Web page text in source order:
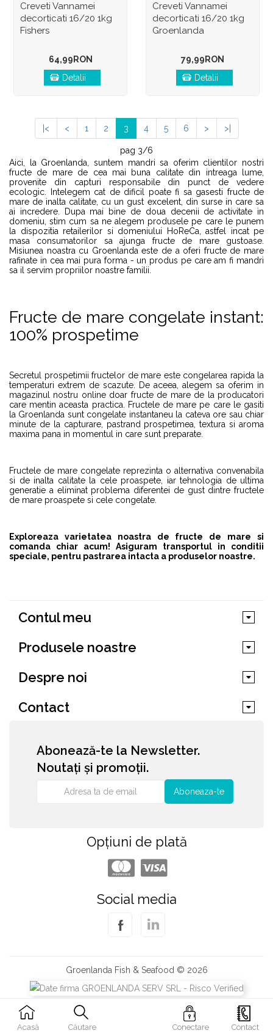
Acasă Căutare Conectare Contact
Creveti Vannamei
decorticati 16/20 1kg
Fishers
64,99RON
Detalii
Creveti Vannamei
decorticati 16/20 1kg
Groenlanda
79,99RON
Detalii
|< < 1 2 3 4 5 6 > >|
pag 3/6
Aici, la Groenlanda, suntem mandri sa oferim clientilor nostri
fructe de mare de cea mai buna calitate din intreaga lume,
provenite din capturi responsabile din punct de vedere
ecologic. Intelegem cat de dificil poate fi sa gasesti fructe de
mare de inalta calitate, cu un gust excelent, din surse in care sa
ai incredere. Dupa mai bine de doua decenii de activitate in
domeniu, stim cum sa ne alegem produsele pe care le punem
la dispozitia retailerilor si domeniului HoReCa, astfel incat pe
masa consumatorilor sa ajunga fructe de mare gustoase.
Misiunea noastra cu Groenlanda este de a oferi fructe de mare
rafinate in cea mai pura forma - un produs pe care am fi mandri
sa il servim propriilor noastre familii.
Fructe de mare congelate instant:
100% prospetime
Secretul prospetimii fructelor de mare este congelarea rapida la
temperaturi extrem de scazute. De aceea, alegem sa oferim in
magazinul nostru online doar fructe de mare de la producatori
care mentin aceasta practica. Fructele de mare pe care le gasiti
la Groenlanda sunt congelate instantaneu la cateva ore sau chiar
minute de la capturare, pastrand prospetimea, textura si aroma
maxima pana in momentul in care sunt preparate.
Fructele de mare congelate reprezinta o alternativa convenabila
si de inalta calitate la cele proaspete, iar tehnologia de ultima
generatie a eliminat problema diferentei de gust dintre fructele
de mare proaspete si cele congelate.
Exploreaza varietatea noastra de fructe de mare si
comanda chiar acum! Asiguram transportul in conditii
speciale, pentru pastrarea intacta a produselor noastre.
Contul meu
Produsele noastre
Despre noi
Contact
Abonează-te la Newsletter.
Noutați și promoții.
Aboneaza-te
Opțiuni de plată
Social media
Groenlanda Fish & Seafood © 2026